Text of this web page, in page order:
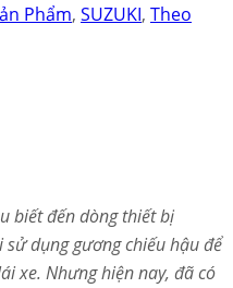
Phẩm, SUZUKI, Theo
biết đến dòng thiết bị
dụng gương chiếu hậu để
xe. Nhưng hiện nay, đã có